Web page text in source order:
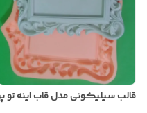
قالب سیلیکونی مدل قاب اینه تو